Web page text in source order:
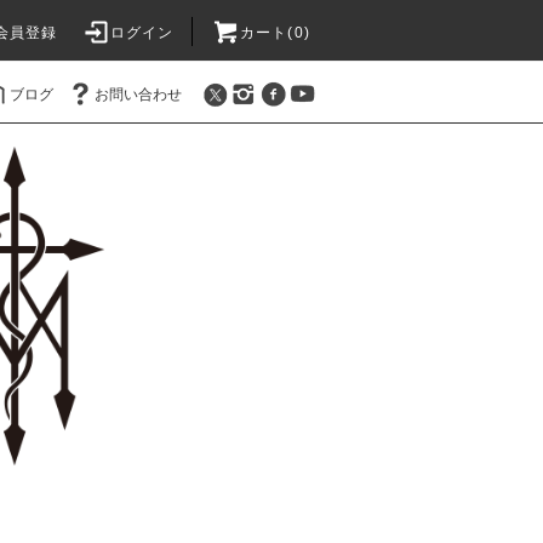
員登録 ログイン カート(0)
ブログ お問い合わせ